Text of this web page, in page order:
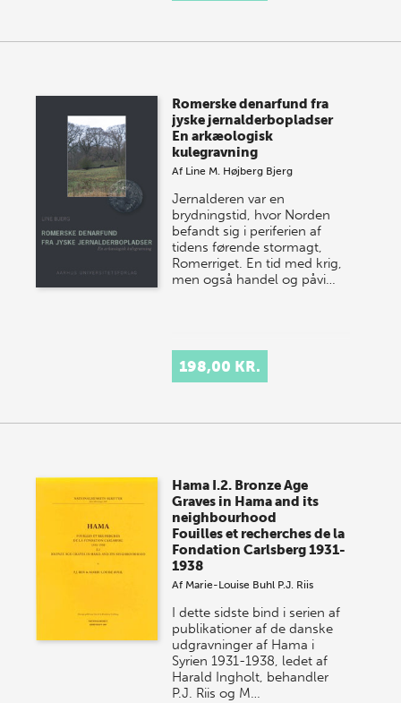
Romerske denarfund fra
jyske jernalderbopladser
En arkæologisk
kulegravning
Af Line M. Højberg Bjerg
Jernalderen var en
brydningstid, hvor Norden
befandt sig i periferien af
tidens førende stormagt,
Romerriget. En tid med krig,
men også handel og påvi…
198,00 KR.
Hama I.2. Bronze Age
Graves in Hama and its
neighbourhood
Fouilles et recherches de la
Fondation Carlsberg 1931-
1938
Af Marie-Louise Buhl P.J. Riis
I dette sidste bind i serien af
publikationer af de danske
udgravninger af Hama i
Syrien 1931-1938, ledet af
Harald Ingholt, behandler
P.J. Riis og M…